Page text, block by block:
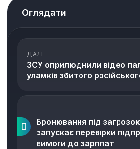
Оглядати
ДАЛІ
ЗСУ оприлюднили відео
уламків збитого
Бронювання під
запускає перевірки
вимоги до зарплат